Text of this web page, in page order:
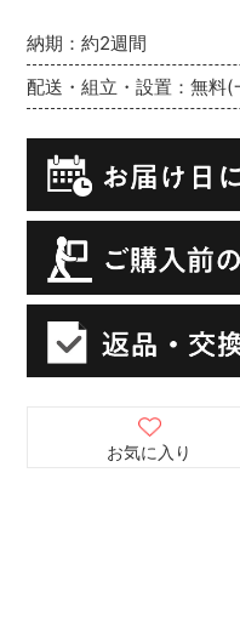
納期：約2週間
配送・組立・設置：無料(
お気に入り